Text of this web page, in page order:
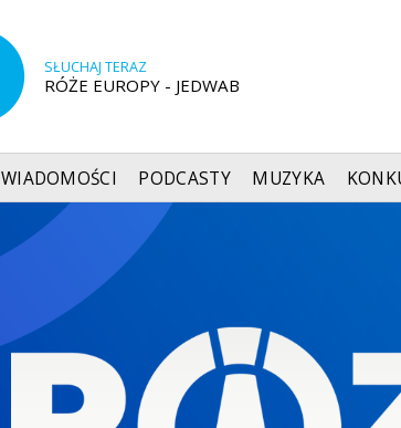
SŁUCHAJ TERAZ
RÓŻE EUROPY - JEDWAB
WIADOMOŚCI PODCASTY MUZYKA